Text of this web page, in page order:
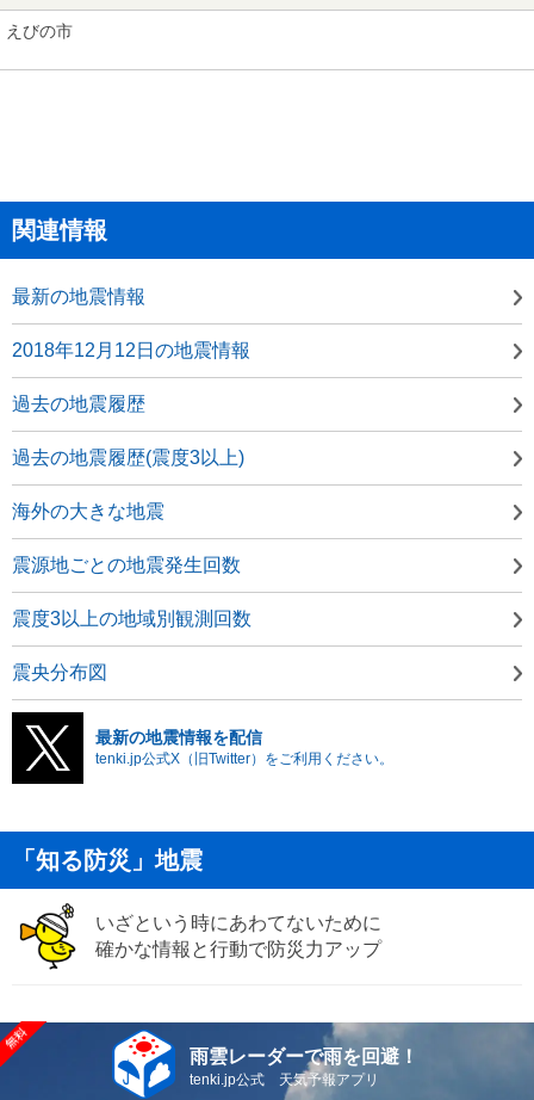
えびの市
関連情報
最新の地震情報
2018年12月12日の地震情報
過去の地震履歴
過去の地震履歴(震度3以上)
海外の大きな地震
震源地ごとの地震発生回数
震度3以上の地域別観測回数
震央分布図
最新の地震情報を配信
tenki.jp公式X（旧Twitter）をご利用ください。
「知る防災」地震
いざという時にあわてないために
確かな情報と行動で防災力アップ
雨雲レーダーで雨を回避！
tenki.jp公式 天気予報アプリ